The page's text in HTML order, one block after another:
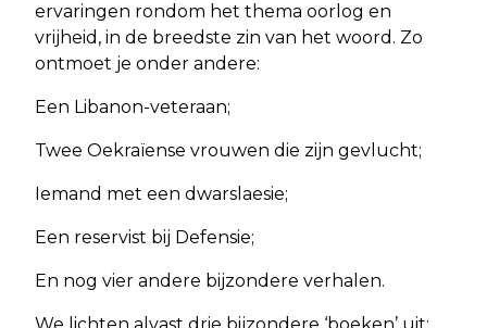
ervaringen rondom het thema oorlog en
vrijheid, in de breedste zin van het woord. Zo
ontmoet je onder andere:
Een Libanon-veteraan;
Twee Oekraïense vrouwen die zijn gevlucht;
Iemand met een dwarslaesie;
Een reservist bij Defensie;
En nog vier andere bijzondere verhalen.